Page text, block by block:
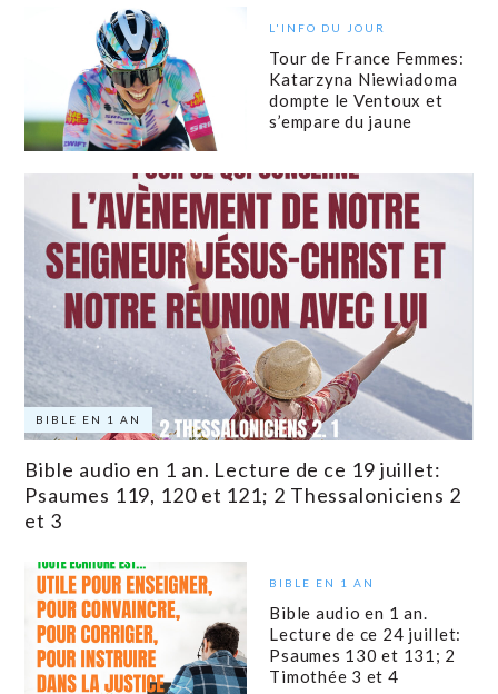
L'INFO DU JOUR
Tour de France Femmes:
Katarzyna Niewiadoma
dompte le Ventoux et
s’empare du jaune
BIBLE EN 1 AN
Bible audio en 1 an. Lecture de ce 19 juillet:
Psaumes 119, 120 et 121; 2 Thessaloniciens 2
et 3
BIBLE EN 1 AN
Bible audio en 1 an.
Lecture de ce 24 juillet:
Psaumes 130 et 131; 2
Timothée 3 et 4